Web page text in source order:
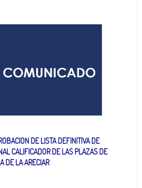
DE LISTA DEFINITIVA DE
CALIFICADOR DE LAS PLAZAS DE
DE LA ARECIAR